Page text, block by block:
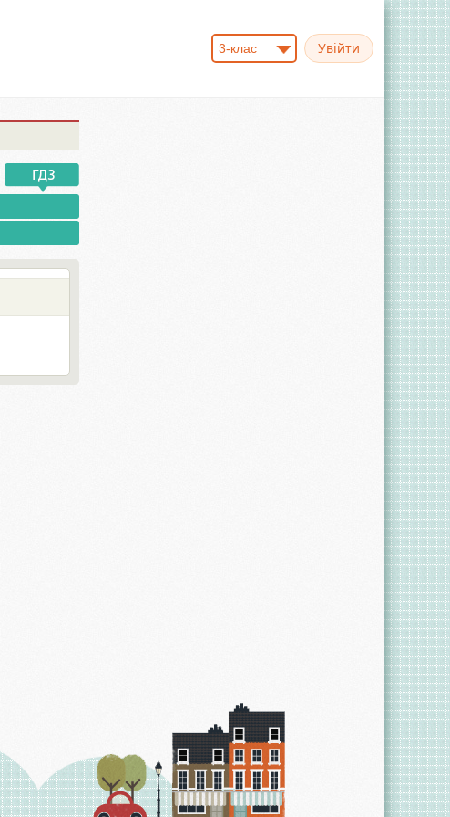
3-клас